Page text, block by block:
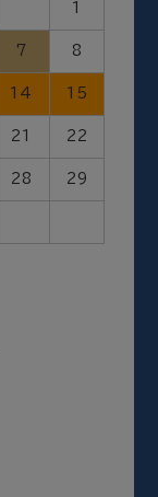
1
7 8
14 15
21 22
28 29